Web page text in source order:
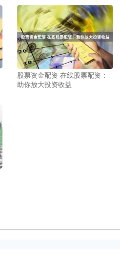
股票资金配资 在线股票配资：
助你放大投资收益